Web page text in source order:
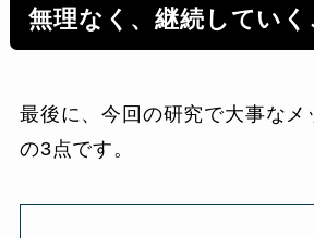
無理なく、継続していく
最後に、今回の研究で大事なメ
の3点です。